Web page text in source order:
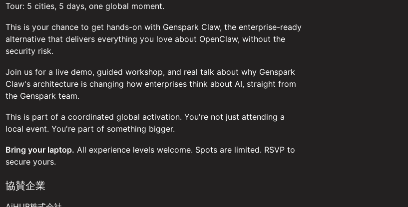
Tour: 5 cities, 5 days, one global moment.
This is your chance to get hands-on with Genspark Claw, the enterprise-ready
alternative that delivers everything you love about OpenClaw, without the
security risk.
Join us for a live demo, guided workshop, and real talk about why Genspark
Claw's architecture is changing how enterprises think about AI, straight from
the Genspark team.
This is part of a coordinated global activation. You're not just attending a
local event. You're part of something bigger.
Bring your laptop. All experience levels welcome. Spots are limited. RSVP to
secure yours.
協賛企業